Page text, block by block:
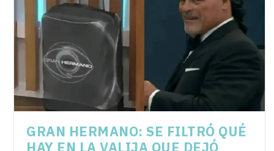
GRAN HERMANO: SE FILTRÓ QUÉ
HAY EN LA VALIJA QUE DEJÓ